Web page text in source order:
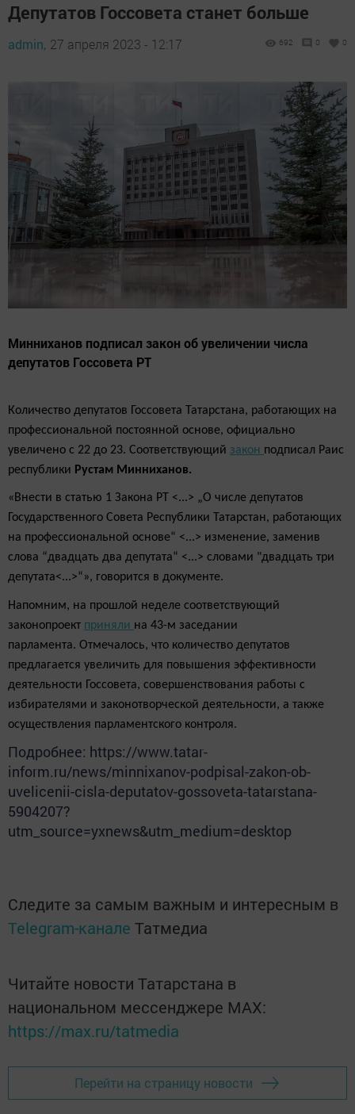
Депутатов Госсовета станет больше
admin, 27 апреля 2023 - 12:17 692 0 0
Минниханов подписал закон об увеличении числа
депутатов Госсовета РТ
Количество депутатов Госсовета Татарстана, работающих на
профессиональной постоянной основе, официально
увеличено с 22 до 23. Соответствующий закон подписал Раис
республики Рустам Минниханов.
«Внести в статью 1 Закона РТ <...> „О числе депутатов
Государственного Совета Республики Татарстан, работающих
на профессиональной основе“ <...> изменение, заменив
слова “двадцать два депутата“ <...> словами "двадцать три
депутата<...>“», говорится в документе.
Напомним, на прошлой неделе соответствующий
законопроект приняли на 43-м заседании
парламента. Отмечалось, что количество депутатов
предлагается увеличить для повышения эффективности
деятельности Госсовета, совершенствования работы с
избирателями и законотворческой деятельности, а также
осуществления парламентского контроля.
Подробнее: https://www.tatar-
inform.ru/news/minnixanov-podpisal-zakon-ob-
uvelicenii-cisla-deputatov-gossoveta-tatarstana-
5904207?
utm_source=yxnews&utm_medium=desktop
Следите за самым важным и интересным в
Telegram-канале Татмедиа
Читайте новости Татарстана в
национальном мессенджере MАХ:
https://max.ru/tatmedia
Перейти на страницу новости